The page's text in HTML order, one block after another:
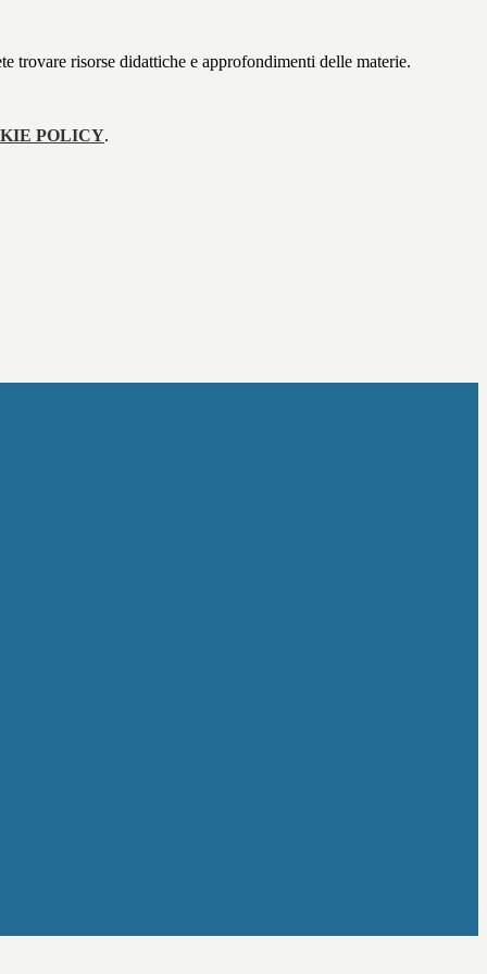
trovare risorse didattiche e approfondimenti delle materie.
POLICY.